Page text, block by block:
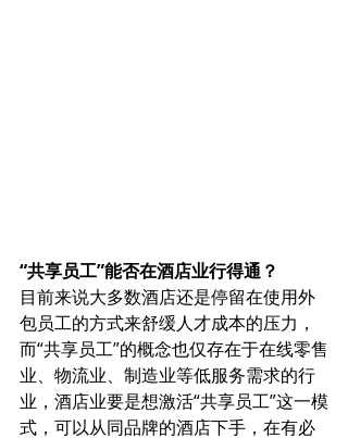
“共享员工”能否在酒店业行得通？
目前来说大多数酒店还是停留在使用外
包员工的方式来舒缓人才成本的压力，
而“共享员工”的概念也仅存在于在线零售
业、物流业、制造业等低服务需求的行
业，酒店业要是想激活“共享员工”这一模
式，可以从同品牌的酒店下手，在有必